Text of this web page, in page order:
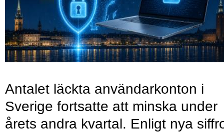
Antalet läckta användarkonton i
Sverige fortsatte att minska under
årets andra kvartal. Enligt nya